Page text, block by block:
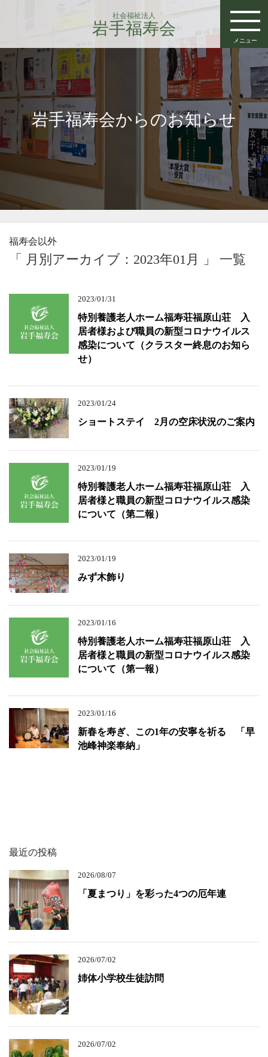
社会福祉法人
岩手福寿会
メニュー
岩手福寿会からのお知らせ
福寿会以外
「 月別アーカイブ：2023年01月 」 一覧
2023/01/31
特別養護老人ホーム福寿荘福原山荘 入
居者様および職員の新型コロナウイルス
感染について（クラスター終息のお知ら
せ）
2023/01/24
ショートステイ 2月の空床状況のご案内
2023/01/19
特別養護老人ホーム福寿荘福原山荘 入
居者様と職員の新型コロナウイルス感染
について（第二報）
2023/01/19
みず木飾り
2023/01/16
特別養護老人ホーム福寿荘福原山荘 入
居者様と職員の新型コロナウイルス感染
について（第一報）
2023/01/16
新春を寿ぎ、この1年の安寧を祈る 「早
池峰神楽奉納」
最近の投稿
2026/08/07
「夏まつり」を彩った4つの厄年連
2026/07/02
姉体小学校生徒訪問
2026/07/02